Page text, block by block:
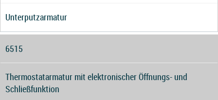
Unterputzarmatur
6515
Thermostatarmatur mit elektronischer Öffnungs- und
Schließfunktion